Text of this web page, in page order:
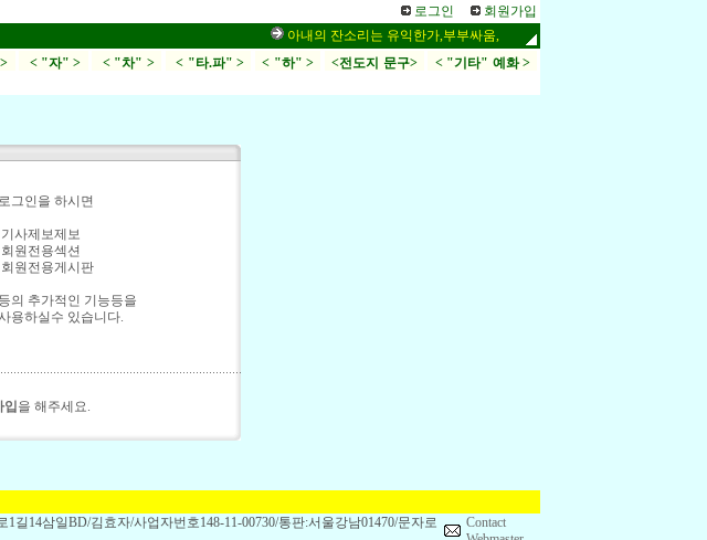
로그인 회원가입
아내의 잔소리는 유익한가,부부싸움,가정
< "자" > < "차" > < "타.파" > < "하" > <전도지 문구>
< "기타" 예화 >
로그인을 하시면
기사제보제보
회원전용섹션
회원전용게시판
등의 추가적인 기능등을
용하실수 있습니다.
입 을 해주세요.
14삼일BD/김효자/사업자번호148-11-00730/통판:서울강남01470/문자로
Contact